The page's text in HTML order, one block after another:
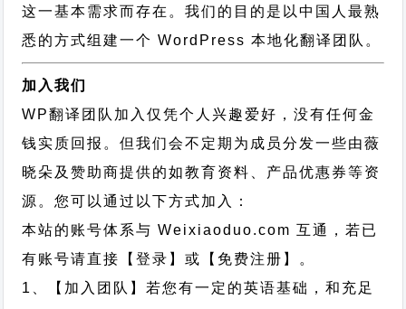
这一基本需求而存在。我们的目的是以中国人最熟
悉的方式组建一个 WordPress 本地化翻译团队。
加入我们
WP翻译团队加入仅凭个人兴趣爱好，没有任何金
钱实质回报。但我们会不定期为成员分发一些由薇
晓朵及赞助商提供的如教育资料、产品优惠券等资
源。您可以通过以下方式加入：
本站的账号体系与Weixiaoduo.com 互通，若已
有账号请直接【登录】或【免费注册】。
1、【加入团队】若您有一定的英语基础，和充足